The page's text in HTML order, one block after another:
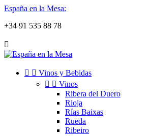
España en la Mesa:
+34 91 535 88 78

  Vinos y Bebidas
  Vinos
Ribera del Duero
Rioja
Rías Baixas
Rueda
Ribeiro